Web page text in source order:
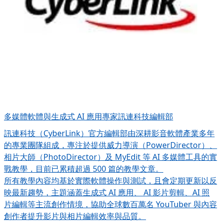
多媒體軟體與生成式 AI 應用專家訊連科技編輯部
訊連科技（CyberLink）官方編輯部由深耕影音軟體產業多年
的專業團隊組成，專注於提供威力導演（PowerDirector）、
相片大師（PhotoDirector）及 MyEdit 等 AI 多媒體工具的實
戰教學，目前已累積超過 500 篇的教學文章。
所有教學內容均基於實際軟體操作與測試，且會定期更新以反
映最新趨勢，主題涵蓋生成式 AI 應用、 AI 影片剪輯、AI 照
片編輯等主流創作情境，協助全球數百萬名 YouTuber 與內容
創作者提升影片與相片編輯效率與品質。